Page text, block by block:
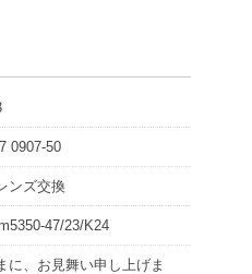
0907-50
ンズ交換
47/23/K24
に、お見舞い申し上げま